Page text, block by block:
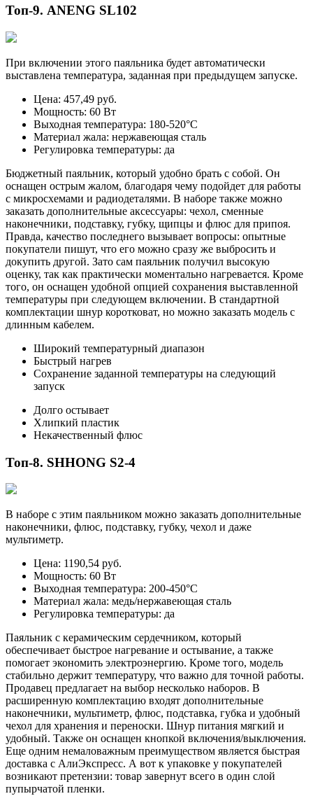
Топ-9. ANENG SL102
При включении этого паяльника будет автоматически
выставлена температура, заданная при предыдущем запуске.
Цена: 457,49 руб.
Мощность: 60 Вт
Выходная температура: 180-520°С
Материал жала: нержавеющая сталь
Регулировка температуры: да
Бюджетный паяльник, который удобно брать с собой. Он
оснащен острым жалом, благодаря чему подойдет для работы
с микросхемами и радиодеталями. В наборе также можно
заказать дополнительные аксессуары: чехол, сменные
наконечники, подставку, губку, щипцы и флюс для припоя.
Правда, качество последнего вызывает вопросы: опытные
покупатели пишут, что его можно сразу же выбросить и
докупить другой. Зато сам паяльник получил высокую
оценку, так как практически моментально нагревается. Кроме
того, он оснащен удобной опцией сохранения выставленной
температуры при следующем включении. В стандартной
комплектации шнур коротковат, но можно заказать модель с
длинным кабелем.
Широкий температурный диапазон
Быстрый нагрев
Сохранение заданной температуры на следующий
запуск
Долго остывает
Хлипкий пластик
Некачественный флюс
Топ-8. SHHONG S2-4
В наборе с этим паяльником можно заказать дополнительные
наконечники, флюс, подставку, губку, чехол и даже
мультиметр.
Цена: 1190,54 руб.
Мощность: 60 Вт
Выходная температура: 200-450°С
Материал жала: медь/нержавеющая сталь
Регулировка температуры: да
Паяльник с керамическим сердечником, который
обеспечивает быстрое нагревание и остывание, а также
помогает экономить электроэнергию. Кроме того, модель
стабильно держит температуру, что важно для точной работы.
Продавец предлагает на выбор несколько наборов. В
расширенную комплектацию входят дополнительные
наконечники, мультиметр, флюс, подставка, губка и удобный
чехол для хранения и переноски. Шнур питания мягкий и
удобный. Также он оснащен кнопкой включения/выключения.
Еще одним немаловажным преимуществом является быстрая
доставка с АлиЭкспресс. А вот к упаковке у покупателей
возникают претензии: товар завернут всего в один слой
пупырчатой пленки.